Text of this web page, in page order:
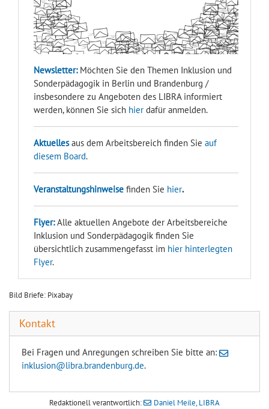
Newsletter: Möchten Sie den Themen Inklusion und
Sonderpädagogik in Berlin und Brandenburg /
insbesondere zu Angeboten des LIBRA informiert
werden, können Sie sich hier dafür anmelden.
Aktuellesaus dem Arbeitsbereich finden Sie auf
diesem Board.
Veranstaltungshinweise finden Sie hier.
Flyer:Alle aktuellen Angebote der Arbeitsbereiche
Inklusion und Sonderpädagogik finden Sie
übersichtlich zusammengefasst im hier hinterlegten
Flyer.
Bild Briefe: Pixabay
Kontakt
Bei Fragen und Anregungen schreiben Sie bitte an:
inklusion@libra.brandenburg.de.
Redaktionell verantwortlich: Daniel Meile, LIBRA